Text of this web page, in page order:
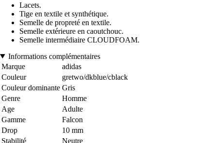
Lacets.
Tige en textile et synthétique.
Semelle de propreté en textile.
Semelle extérieure en caoutchouc.
Semelle intermédiaire CLOUDFOAM.
Informations complémentaires
Marque
adidas
Couleur
gretwo/dkblue/cblack
Couleur dominante Gris
Genre
Homme
Age
Adulte
Gamme
Falcon
Drop
10 mm
Stabilité
Neutre